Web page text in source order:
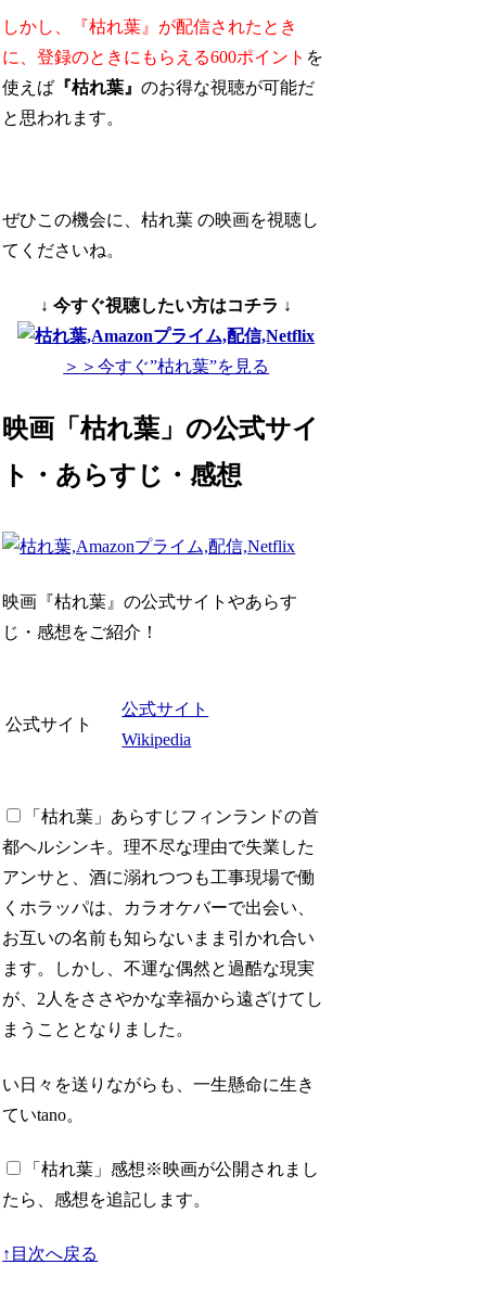
しかし、『枯れ葉』が配信されたとき
に、登録のときにもらえる600ポイント を
使えば 『枯れ葉』のお得な視聴が可能だ
と思われます。
ぜひこの機会に、枯れ葉 の映画を視聴し
てくださいね。
↓ 今すぐ視聴したい方はコチラ ↓
＞＞今すぐ”枯れ葉”を見る
映画「枯れ葉」の公式サイ
ト・あらすじ・感想
映画『枯れ葉』の公式サイトやあらす
じ・感想をご紹介！
公式サイト
公式サイト
Wikipedia
「枯れ葉」あらすじフィンランドの首
都ヘルシンキ。理不尽な理由で失業した
アンサと、酒に溺れつつも工事現場で働
くホラッパは、カラオケバーで出会い、
お互いの名前も知らないまま引かれ合い
ます。しかし、不運な偶然と過酷な現実
が、2人をささやかな幸福から遠ざけてし
まうこととなりました。
い日々を送りながらも、一生懸命に生き
ていtano。
「枯れ葉」感想※映画が公開されまし
たら、感想を追記します。
↑目次へ戻る